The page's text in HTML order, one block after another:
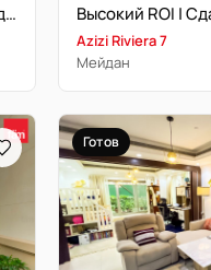
Эксклюзивный | Первый ряд | Подлинная перепродажа
Azizi Riviera 7
Мейдан
Готов